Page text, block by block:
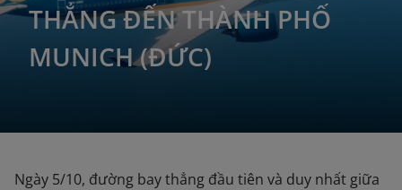
THẲNG ĐẾN THÀNH PHỐ
MUNICH (ĐỨC)
Ngày 5/10, đường bay thẳng đầu tiên và duy nhất giữa